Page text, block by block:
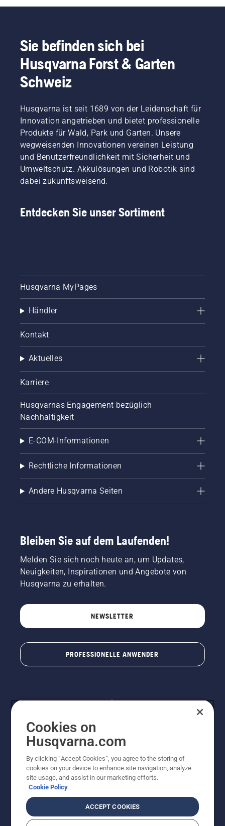
Sie befinden sich bei
Husqvarna Forst & Garten
Schweiz
Husqvarna ist seit 1689 von der Leidenschaft für
Innovation angetrieben und bietet professionelle
Produkte für Wald, Park und Garten. Unsere
wegweisenden Innovationen vereinen Leistung
und Benutzerfreundlichkeit mit Sicherheit und
Umweltschutz. Akkulösungen und Robotik sind
dabei zukunftsweisend.
Entdecken Sie unser Sortiment
Husqvarna MyPages
Händler
Kontakt
Aktuelles
Karriere
Husqvarnas Engagement bezüglich
Nachhaltigkeit
E-COM-Informationen
Rechtliche Informationen
Andere Husqvarna Seiten
Bleiben Sie auf dem Laufenden!
Melden Sie sich noch heute an, um Updates,
Neuigkeiten, Inspirationen und Angebote von
Husqvarna zu erhalten.
NEWSLETTER
PROFESSIONELLE ANWENDER
© Husqvarna® AB (publ). Alle Rechte vorbehalten. Die
Preisangaben sind unverbindliche Preisempfehlungen
von Husqvarna Schweiz AG an den teilnehmenden
Fachhandel, Preise in CHF inklusive 8,1% MWST und
unverbindliche Preisempfehlungen (inkl. MwSt), es sei
denn sie sind für den direkten Kauf verfügbar.
Cookies on
Husqvarna.com
By clicking “Accept Cookies”, you agree to the storing of
cookies on your device to enhance site navigation, analyze
site usage, and assist in our marketing efforts.
Cookie Policy
ACCEPT COOKIES